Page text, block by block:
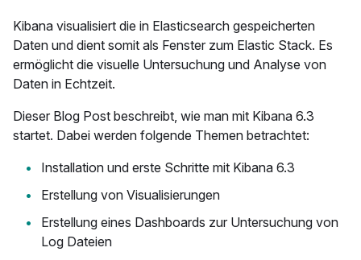
Kibana visualisiert die in Elasticsearch gespeicherten
Daten und dient somit als Fenster zum Elastic Stack. Es
ermöglicht die visuelle Untersuchung und Analyse von
Daten in Echtzeit.
Dieser Blog Post beschreibt, wie man mit Kibana 6.3
startet. Dabei werden folgende Themen betrachtet:
Installation und erste Schritte mit Kibana 6.3
Erstellung von Visualisierungen
Erstellung eines Dashboards zur Untersuchung von
Log Dateien